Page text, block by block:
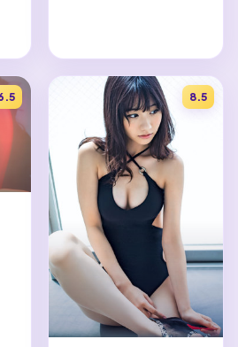
8.5